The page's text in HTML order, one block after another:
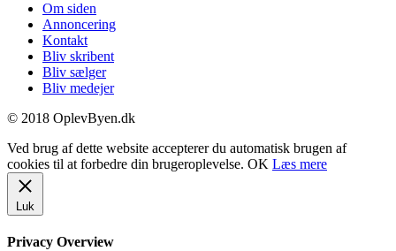
Om siden
Annoncering
Kontakt
Bliv skribent
Bliv sælger
Bliv medejer
© 2018 OplevByen.dk
Ved brug af dette website accepterer du automatisk brugen af
cookies til at forbedre din brugeroplevelse. OK Læs mere
Luk
Privacy Overview